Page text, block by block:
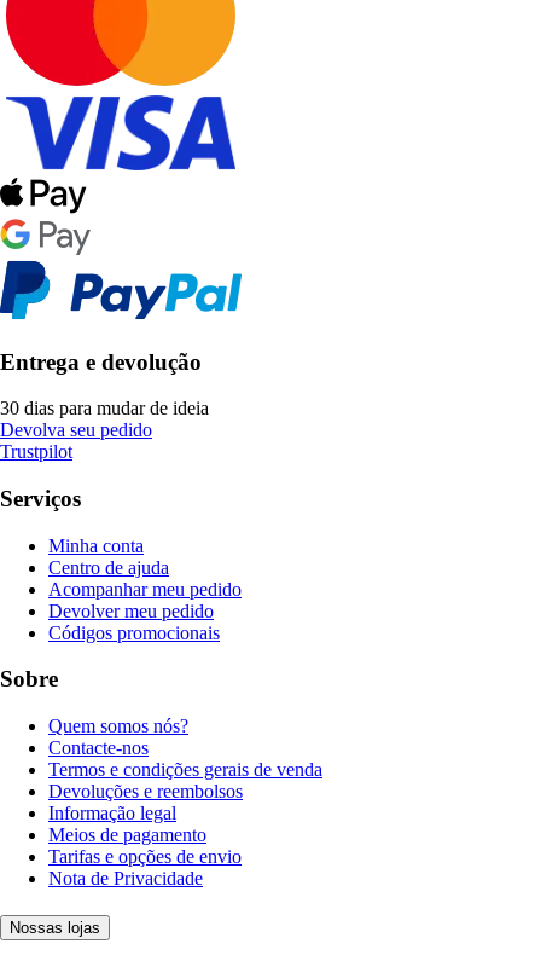
Entrega e devolução
30 dias para mudar de ideia
Devolva seu pedido
Trustpilot
Serviços
Minha conta
Centro de ajuda
Acompanhar meu pedido
Devolver meu pedido
Códigos promocionais
Sobre
Quem somos nós?
Contacte-nos
Termos e condições gerais de venda
Devoluções e reembolsos
Informação legal
Meios de pagamento
Tarifas e opções de envio
Nota de Privacidade
Nossas lojas